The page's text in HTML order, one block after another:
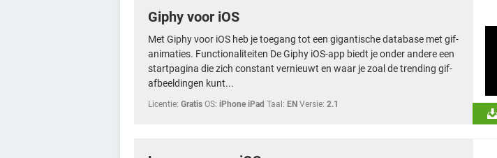
Giphy voor iOS
Met Giphy voor iOS heb je toegang tot een gigantische database met gif-
animaties. Functionaliteiten De Giphy iOS-app biedt je onder andere een
startpagina die zich constant vernieuwt en waar je zoal de trending gif-
afbeeldingen kunt...
Licentie: Gratis OS: iPhone iPad Taal: EN Versie: 2.1